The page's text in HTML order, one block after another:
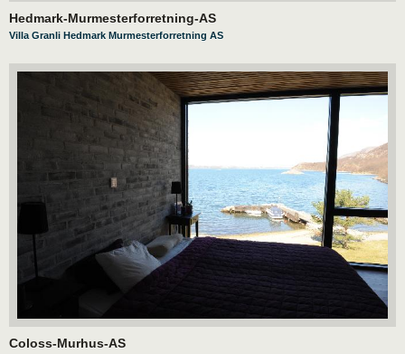
Hedmark-Murmesterforretning-AS
Villa Granli Hedmark Murmesterforretning AS
Coloss-Murhus-AS